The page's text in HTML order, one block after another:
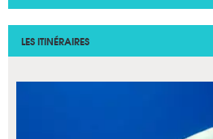
LES ITINÉRAIRES